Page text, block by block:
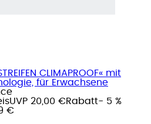
CLIMAPROOF« mit
für Erwachsene
UVP 20,00 €Rabatt- 5 %
€